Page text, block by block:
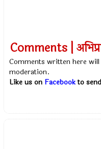
Comments |
Comments written here
moderation.
Like us on Facebookto